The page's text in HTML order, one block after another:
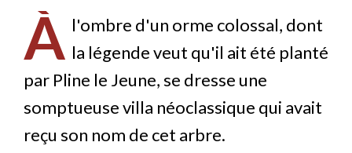
À l'ombre d'un orme colossal, dont
la légende veut qu'il ait été planté
par Pline le Jeune, se dresse une
somptueuse villa néoclassique qui avait
reçu son nom de cet arbre.